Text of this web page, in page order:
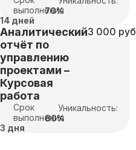
выполнения
14 дней
70%
Аналитический
отчёт по
управлению
проектами –
Курсовая
работа
3 000 руб
Срок
выполнения
3 дня
Уникальность:
80%